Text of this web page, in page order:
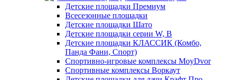
Детские площадки Премиум
Всесезонные площадки
Детские площадки Шато
Детские площадки серии W, В
Детские площадки КЛАССИК (Комбо,
Панда Фани, Спорт)
Спортивно-игровые комплексы MoyDvor
Спортивные комплексы Воркаут